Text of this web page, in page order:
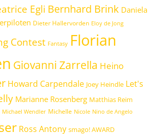
Egli Bernhard Brink Daniela
Dieter Hallervorden Eloy de Jong
Contest Fantasy Florian
Giovanni Zarrella Heino
Howard Carpendale Joey Heindle Let's
Marianne Rosenberg Matthias Reim
Michael Wendler Michelle Nicole Nino de Angelo
Ross Antony smago! AWARD